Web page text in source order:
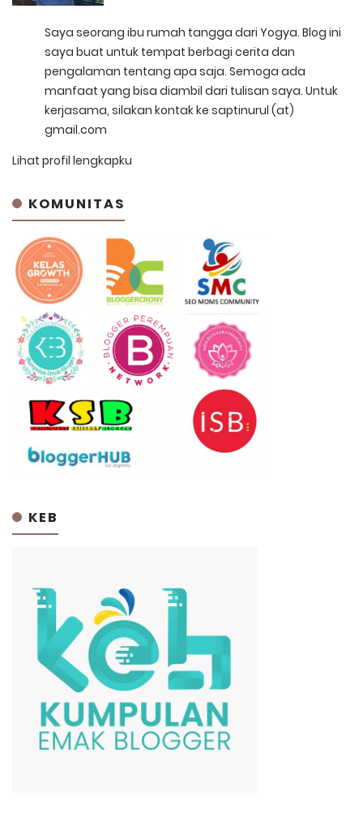
Saya seorang ibu rumah tangga dari Yogya. Blog ini
saya buat untuk tempat berbagi cerita dan
pengalaman tentang apa saja. Semoga ada
manfaat yang bisa diambil dari tulisan saya. Untuk
kerjasama, silakan kontak ke saptinurul (at)
gmail.com
Lihat profil lengkapku
KOMUNITAS
KEB